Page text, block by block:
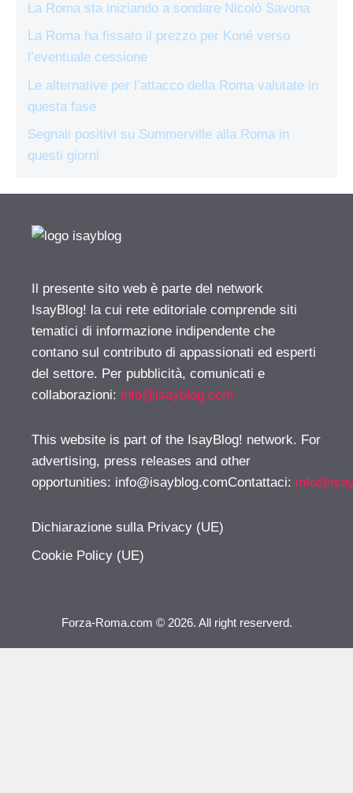
La Roma sta iniziando a sondare Nicolò Savona
La Roma ha fissato il prezzo per Koné verso
l’eventuale cessione
Le alternative per l’attacco della Roma valutate in
questa fase
Segnali positivi su Summerville alla Roma in
questi giorni
Il presente sito web è parte del network
IsayBlog! la cui rete editoriale comprende siti
tematici di informazione indipendente che
contano sul contributo di appassionati ed esperti
del settore. Per pubblicità, comunicati e
collaborazioni: info@isayblog.com
This website is part of the IsayBlog! network. For
advertising, press releases and other
opportunities: info@isayblog.comContattaci:
Dichiarazione sulla Privacy (UE)
Cookie Policy (UE)
Forza-Roma.com © 2026. All right reserverd.